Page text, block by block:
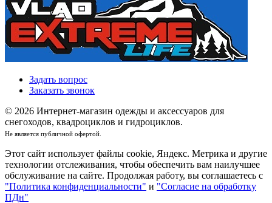
Задать вопрос
Заказать звонок
© 2026 Интернет-магазин одежды и аксессуаров для
снегоходов, квадроциклов и гидроциклов.
Не является публичной офертой.
Этот сайт использует файлы cookie, Яндекс. Метрика и другие
технологии отслеживания, чтобы обеспечить вам наилучшее
обслуживание на сайте. Продолжая работу, вы соглашаетесь с
"Политика конфиденциальности" и "Согласие на обработку
ПДн"